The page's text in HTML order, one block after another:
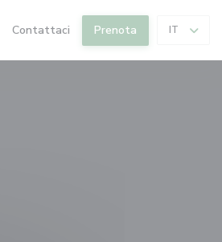
Contattaci Prenota IT